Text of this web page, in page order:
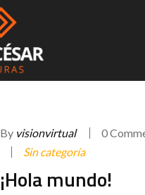
By visionvirtual
0
Sin categoría
¡Hola mundo!